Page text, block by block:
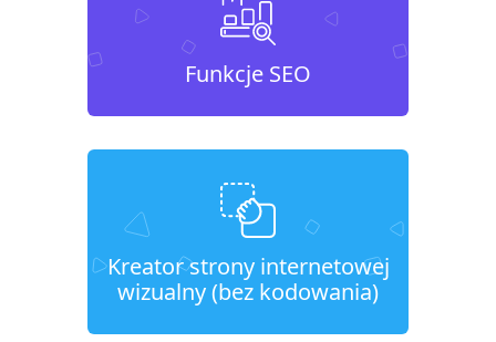
Funkcje SEO
Kreator strony internetowej
wizualny (bez kodowania)